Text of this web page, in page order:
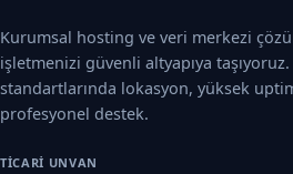
Kurumsal hosting ve veri merkezi
işletmenizi güvenli altyapıya
standartlarında lokasyon, yüksek
profesyonel destek.
TICARI UNVAN